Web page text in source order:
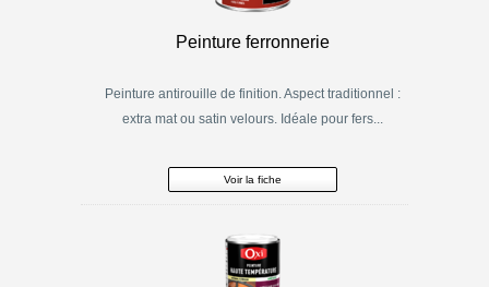
Peinture ferronnerie
Peinture antirouille de finition. Aspect traditionnel :
extra mat ou satin velours. Idéale pour fers...
Voir la fiche